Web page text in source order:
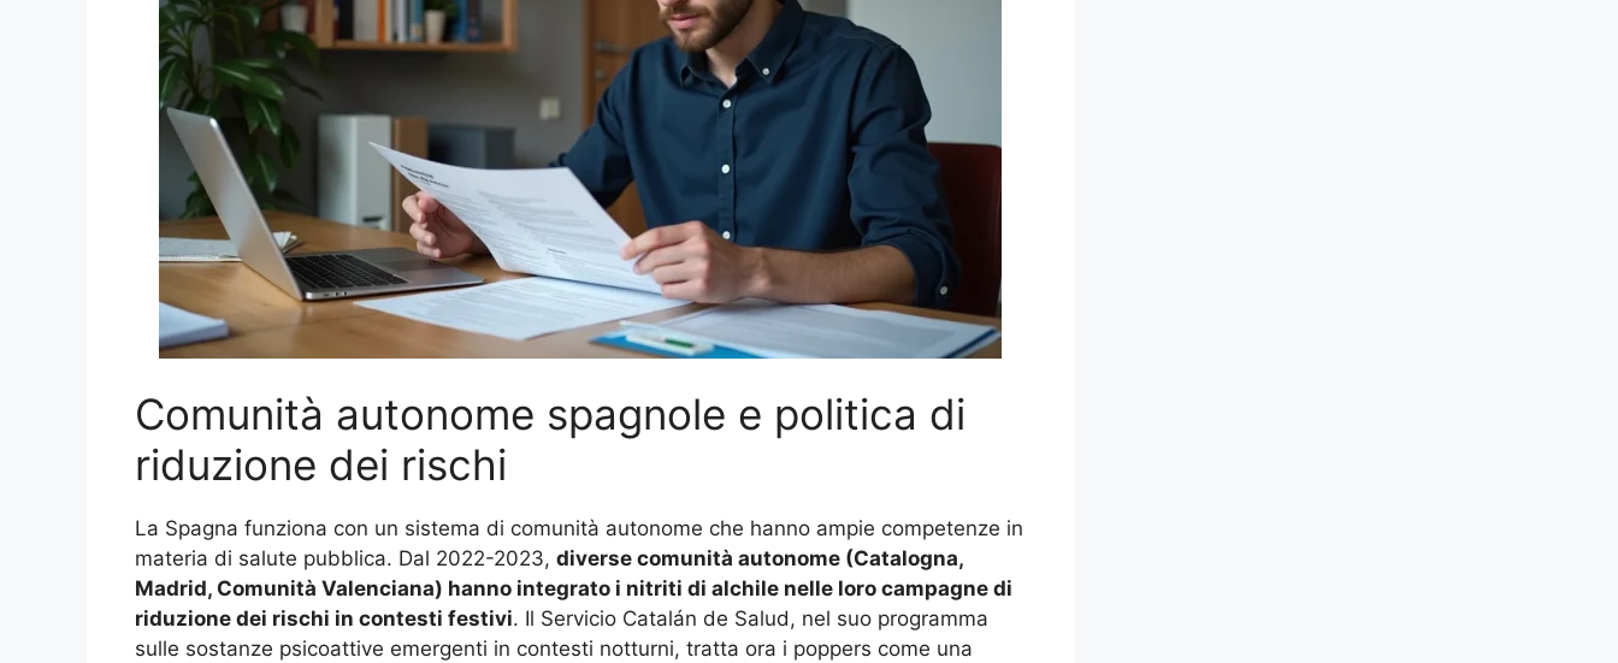
Comunità autonome spagnole e politica di
riduzione dei rischi
La Spagna funziona con un sistema di comunità autonome che hanno ampie competenze in
materia di salute pubblica. Dal 2022-2023, diverse comunità autonome (Catalogna,
Madrid, Comunità Valenciana) hanno integrato i nitriti di alchile nelle loro campagne di
riduzione dei rischi in contesti festivi. Il Servicio Catalán de Salud, nel suo programma
sulle sostanze psicoattive emergenti in contesti notturni, tratta ora i poppers come una